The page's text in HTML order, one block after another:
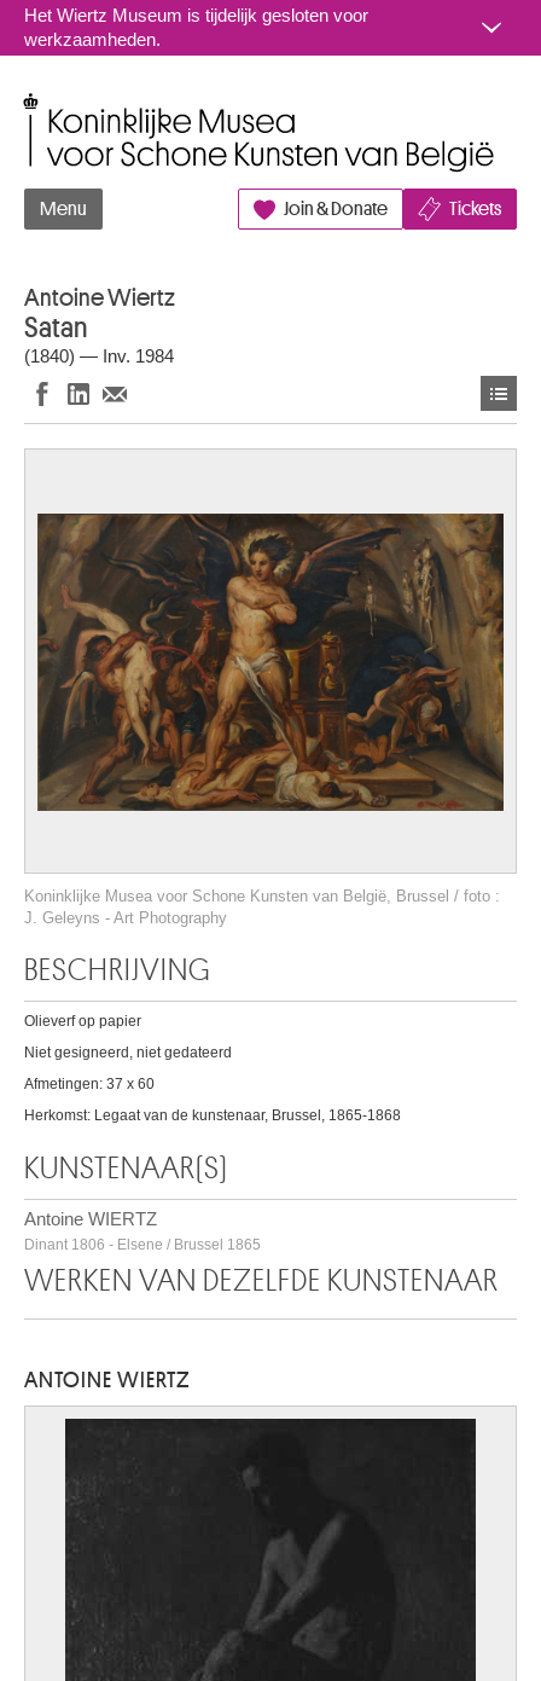
Naar inhoud
Het Wiertz Museum is tijdelijk gesloten voor
werkzaamheden.
Menu Join & Donate Tickets
Antoine Wiertz
Satan
(1840) — Inv. 1984
Koninklijke Musea voor Schone Kunsten van België, Brussel / foto :
J. Geleyns - Art Photography
BESCHRIJVING
Olieverf op papier
Niet gesigneerd, niet gedateerd
Afmetingen: 37 x 60
Herkomst: Legaat van de kunstenaar, Brussel, 1865-1868
KUNSTENAAR(S)
Antoine WIERTZ
Dinant 1806 - Elsene / Brussel 1865
WERKEN VAN DEZELFDE KUNSTENAAR
ANTOINE WIERTZ